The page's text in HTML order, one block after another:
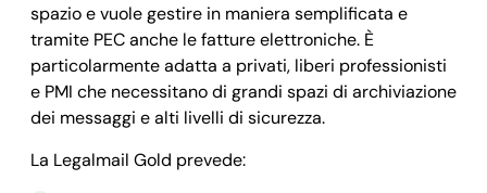
spazio e vuole gestire in maniera semplificata e
tramite PEC anche le fatture elettroniche. È
particolarmente adatta a privati, liberi professionisti
e PMI che necessitano di grandi spazi di archiviazione
dei messaggi e alti livelli di sicurezza.
La Legalmail Gold prevede: